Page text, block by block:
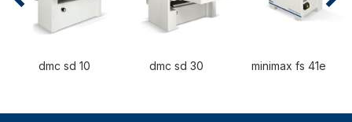
dmc sd 10 dmc sd 30 minimax fs 41e